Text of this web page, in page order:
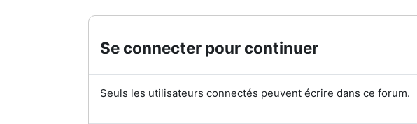
Se connecter pour continuer
Seuls les utilisateurs connectés peuvent écrire dans ce forum.